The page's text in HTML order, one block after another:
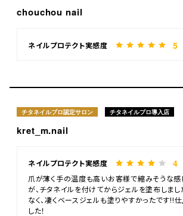
chouchou nail
ネイルプロテクト実感度 5
チタネイルプロ認定サロン チタネイルプロ導入店
kret_m.nail
ネイルプロテクト実感度 4
爪が薄く手の温度も高いお客様で縮みそうな感
が、チタネイルを付けてからジェルを塗布しま
なく、凄くベースジェルも塗りやすかったです!!
した！